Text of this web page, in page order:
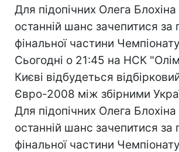
Для підопічних Олега Блохіна
останній шанс зачепитися за
фінальної частини
Сьогодні о 21:45 на НСК
Києві відбудеться
Євро-2008 між збірними
Для підопічних Олега Блохіна
останній шанс зачепитися за
фінальної частини